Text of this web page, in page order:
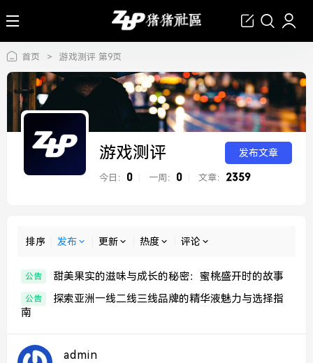
首页 > 游戏测评 第9页
游戏测评 发布文章
今日： 0 一周： 0 文章： 2359
排序 发布 更新 热度 评论
公告 甜美果实的滋味与成长的秘密：蜜桃盛开时的故事
公告
探索亚洲一线二线三线品牌的精华液魅力与选择指
南
admin